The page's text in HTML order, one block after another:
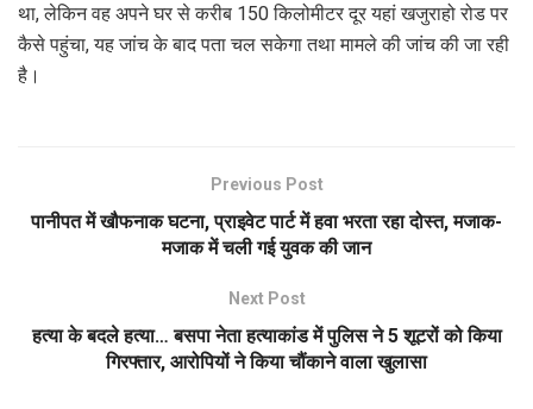
था, लेकिन वह अपने घर से करीब 150 किलोमीटर दूर यहां खजुराहो रोड पर
कैसे पहुंचा, यह जांच के बाद पता चल सकेगा तथा मामले की जांच की जा रही
है।
Previous Post
पानीपत में खौफनाक घटना, प्राइवेट पार्ट में हवा भरता रहा दोस्त, मजाक-
मजाक में चली गई युवक की जान
Next Post
हत्या के बदले हत्या… बसपा नेता हत्याकांड में पुलिस ने 5 शूटरों को किया
गिरफ्तार, आरोपियों ने किया चौंकाने वाला खुलासा